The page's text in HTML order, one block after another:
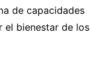
de capacidades
el bienestar de los